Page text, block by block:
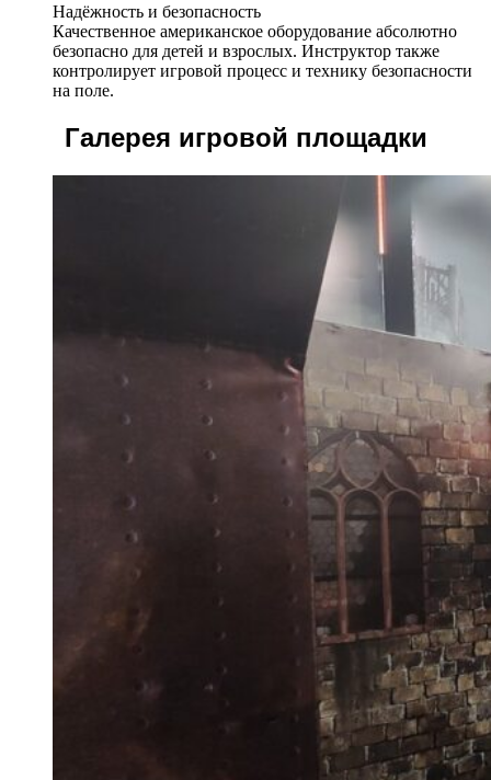
Надёжность и безопасность
Качественное американское оборудование абсолютно
безопасно для детей и взрослых. Инструктор также
контролирует игровой процесс и технику безопасности
на поле.
Галерея игровой площадки